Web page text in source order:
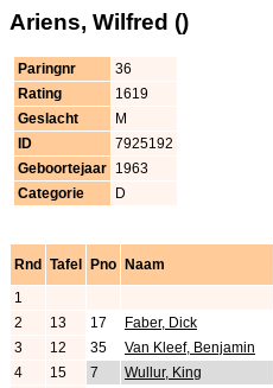
Ariens, Wilfred ()
Paringnr
36
Rating
1619
Geslacht
M
ID
7925192
Geboortejaar 1963
Categorie
D
Rnd Tafel Pno Naam
1
2
13 17 Faber, Dick
3
12 35 Van Kleef, Benjamin
4
15 7 Wullur, King